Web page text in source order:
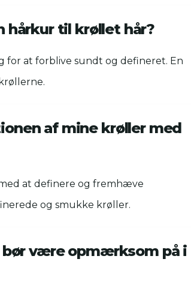
hårkur til krøllet hår?
for at forblive sundt og defineret. En
af mine krøller med
at definere og fremhæve
og smukke krøller.
bør være opmærksom på i